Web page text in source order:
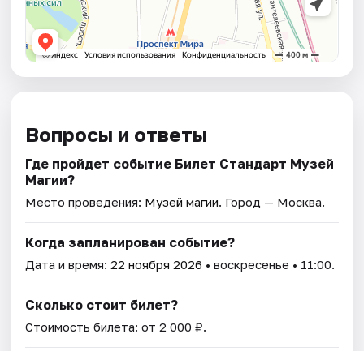
Вопросы и ответы
Где пройдет событие Билет Стандарт Музей
Магии?
Место проведения: Музей магии. Город — Москва.
Когда запланирован событие?
Дата и время:22 ноября 2026 • воскресенье • 11:00.
Сколько стоит билет?
Стоимость билета: от 2 000 ₽.